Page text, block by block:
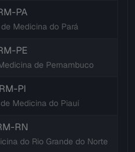
PA
Medicina do Pará
PE
de Pernambuco
PI
Medicina do Piauí
RN
do Rio Grande do Norte